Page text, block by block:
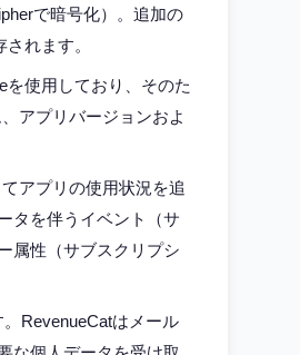
で暗号化）。追加の
れます。
使用しており、そのた
アプリバージョンおよ
アプリの使用状況を追
タを伴うイベント（サ
属性（サブスクリプシ
RevenueCatはメール